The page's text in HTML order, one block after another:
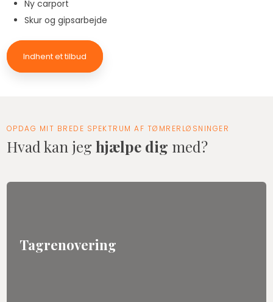
Ny carport
Skur og gipsarbejde
Indhent et tilbud
OPDAG MIT BREDE SPEKTRUM AF TØMRERLØSNINGER
Hvad kan jeghjælpe dig med?
Tagrenovering